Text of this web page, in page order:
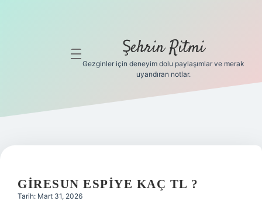
Gizlilik
Hakkımızda
menüyü
Şehrin Ritmi
Gezginler için deneyim dolu paylaşımlar ve merak
uyandıran notlar.
GIRESUN ESPIYE KAÇ TL ?
Tarih: Mart 31, 2026